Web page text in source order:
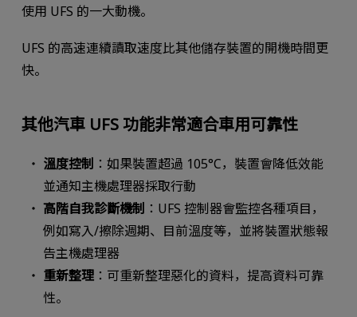
使用 UFS 的一大動機。
UFS 的高速連續讀取速度比其他儲存裝置的開機時間更
快。
其他汽車 UFS 功能非常適合車用可靠性
溫度控制 ：如果裝置超過 105°C，裝置會降低效能
並通知主機處理器採取行動
高階自我診斷機制 ：UFS 控制器會監控各種項目，
例如寫入/擦除週期、目前溫度等，並將裝置狀態報
告主機處理器
重新整理 ：可重新整理惡化的資料，提高資料可靠
性。